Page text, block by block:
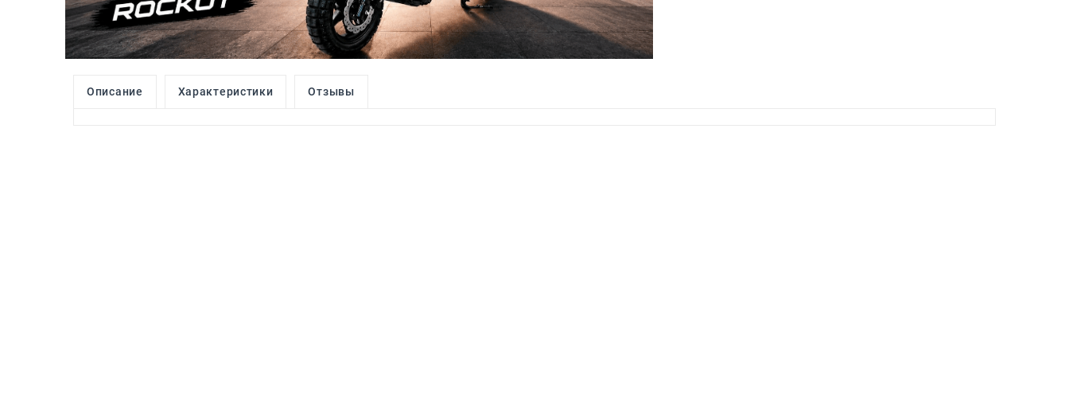
Описание Характеристики Отзывы